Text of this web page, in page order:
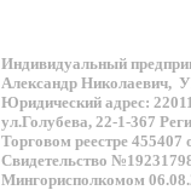
Индивидуальный
Александр Николаевич,
Юридический адрес:
ул.Голубева, 22-1-367
Торговом реестре 455407
Свидетельство
Мингорисполкомом